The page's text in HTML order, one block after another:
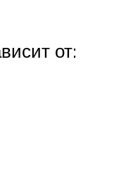
от: